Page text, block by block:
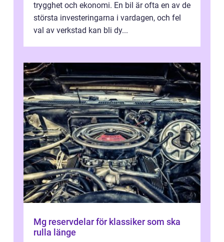
trygghet och ekonomi. En bil är ofta en av de
största investeringarna i vardagen, och fel
val av verkstad kan bli dy...
Mg reservdelar för klassiker som ska
rulla länge